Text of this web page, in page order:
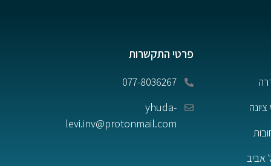
אביב
פרטי התקשרות
077-8036267
yhuda-
levi.inv@protonmail.com